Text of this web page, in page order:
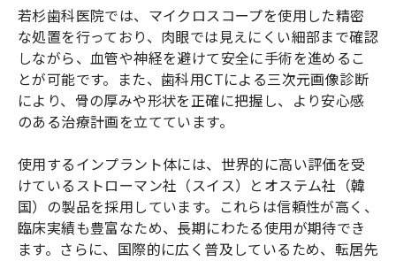
若杉歯科医院では、マイクロスコープを使用した精密
な処置を行っており、肉眼では見えにくい細部まで確認
しながら、血管や神経を避けて安全に手術を進めるこ
とが可能です。また、歯科用CTによる三次元画像診断
により、骨の厚みや形状を正確に把握し、より安心感
のある治療計画を立てています。
使用するインプラント体には、世界的に高い評価を受
けているストローマン社（スイス）とオステム社（韓
国）の製品を採用しています。これらは信頼性が高く、
臨床実績も豊富なため、長期にわたる使用が期待でき
ます。さらに、国際的に広く普及しているため、転居先